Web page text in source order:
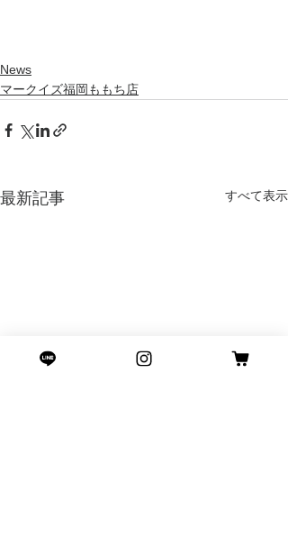
News
マークイズ福岡ももち店
最新記事 すべて表示